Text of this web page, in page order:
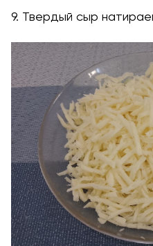
9. Твердый сыр